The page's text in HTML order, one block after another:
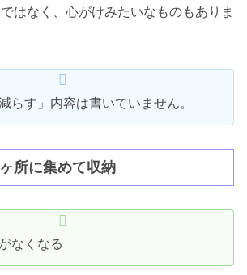
はなく、心がけみたいなものもありま
らす」内容は書いていません。
所に集めて収納
なくなる